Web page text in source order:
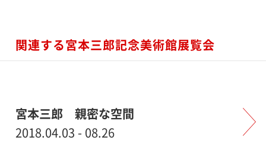
関連する宮本三郎記念美術館展覧会
宮本三郎 親密な空間
2018.04.03 - 08.26